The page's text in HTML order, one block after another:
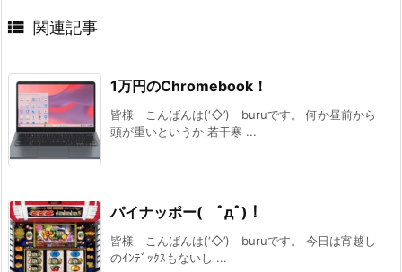
 関連記事
1万円のChromebook！
皆様 こんばんは(‘◇’)ゞburuです。 何か昼前から
頭が重いというか 若干寒 ...
パイナッポー( ﾟдﾟ)！
皆様 こんばんは(‘◇’)ゞburuです。 今日は宵越し
のｲﾝﾃﾞｯｸｽもないし ...